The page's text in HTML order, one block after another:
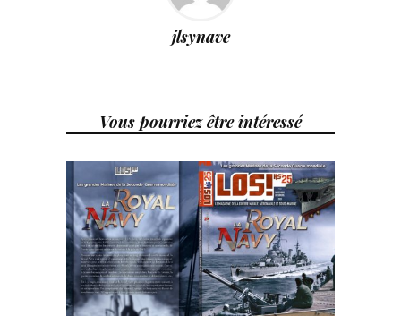
jlsynave
Vous pourriez être intéressé